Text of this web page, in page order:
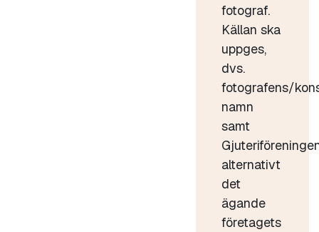
fotograf.
Källan ska
uppges,
dvs.
fotografens/
namn
samt
alternativt
det
ägande
företagets